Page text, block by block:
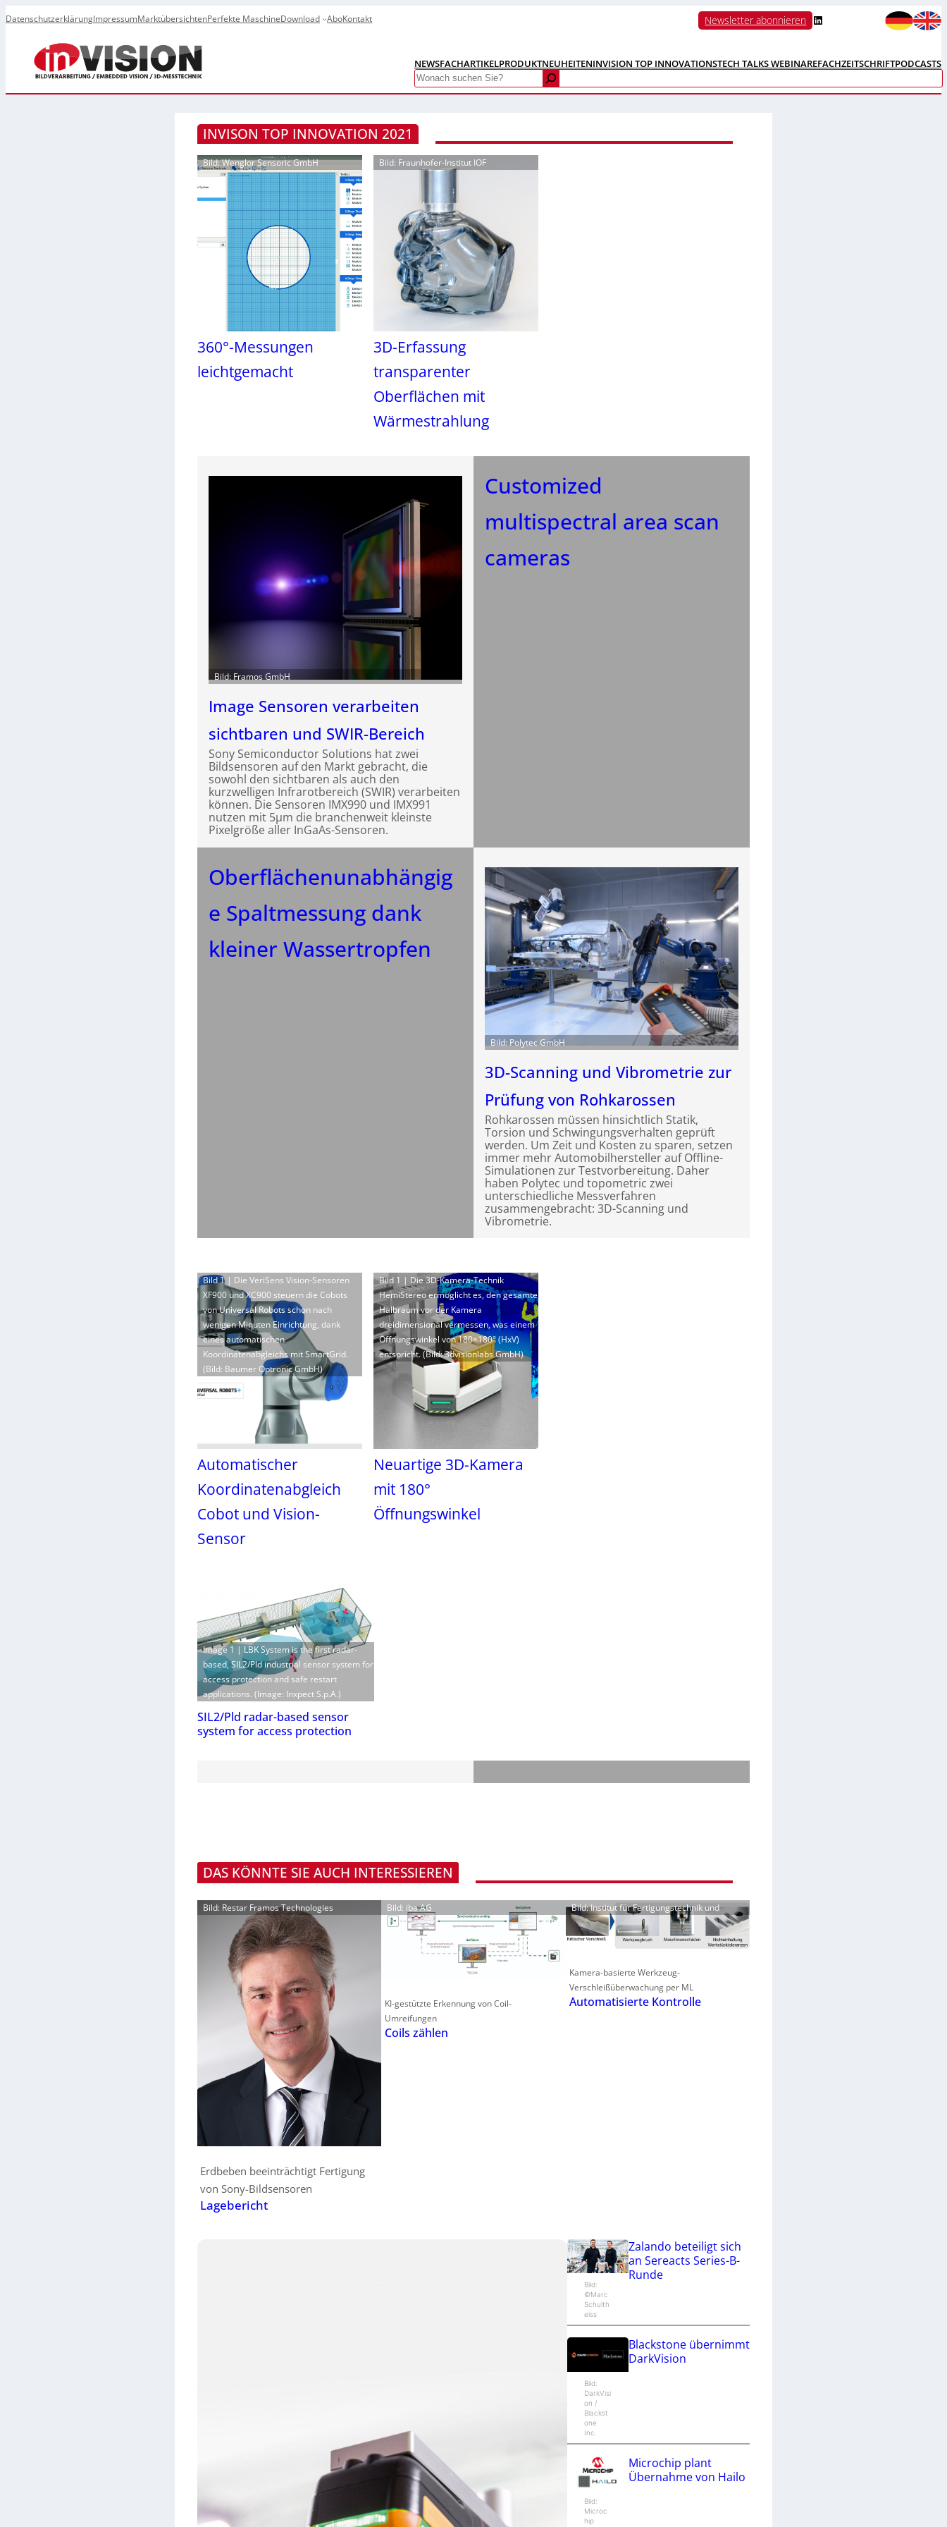
DatenschutzerklärungImpressumMarktübersichtenPerfekte MaschineDownload AboKontakt Newsletter abonnieren LinkedIn
NEWSFACHARTIKELPRODUKTNEUHEITENINVISION TOP INNOVATIONSTECH TALKS WEBINAREFACHZEITSCHRIFTPODCASTS
Search
INVISON TOP INNOVATION 2021
Bild: Wenglor Sensoric GmbH
360°-Messungen
leichtgemacht
Bild: Fraunhofer-Institut IOF
3D-Erfassung
transparenter
Oberflächen mit
Wärmestrahlung
Bild: Framos GmbH
Image Sensoren verarbeiten
sichtbaren und SWIR-Bereich
Sony Semiconductor Solutions hat zwei
Bildsensoren auf den Markt gebracht, die
sowohl den sichtbaren als auch den
kurzwelligen Infrarotbereich (SWIR) verarbeiten
können. Die Sensoren IMX990 und IMX991
nutzen mit 5µm die branchenweit kleinste
Pixelgröße aller InGaAs-Sensoren.
Customized
multispectral area scan
cameras
Oberflächenunabhängig
e Spaltmessung dank
kleiner Wassertropfen
Bild: Polytec GmbH
3D-Scanning und Vibrometrie zur
Prüfung von Rohkarossen
Rohkarossen müssen hinsichtlich Statik,
Torsion und Schwingungsverhalten geprüft
werden. Um Zeit und Kosten zu sparen, setzen
immer mehr Automobilhersteller auf Offline-
Simulationen zur Testvorbereitung. Daher
haben Polytec und topometric zwei
unterschiedliche Messverfahren
zusammengebracht: 3D-Scanning und
Vibrometrie.
Bild 1 | Die VeriSens Vision-Sensoren
XF900 und XC900 steuern die Cobots
von Universal Robots schon nach
wenigen Minuten Einrichtung, dank
eines automatischen
Koordinatenabgleichs mit SmartGrid.
(Bild: Baumer Optronic GmbH)
Automatischer
Koordinatenabgleich
Cobot und Vision-
Sensor
Bild 1 | Die 3D-Kamera-Technik
HemiStereo ermöglicht es, den gesamte
Halbraum vor der Kamera
dreidimensional vermessen, was einem
Öffnungswinkel von 180×180° (HxV)
entspricht. (Bild: 3dvisionlabs GmbH)
Neuartige 3D-Kamera
mit 180°
Öffnungswinkel
Image 1 | LBK System is the first radar-
based, SIL2/Pld industrial sensor system for
access protection and safe restart
applications. (Image: Inxpect S.p.A.)
SIL2/Pld radar-based sensor
system for access protection
DAS KÖNNTE SIE AUCH INTERESSIEREN
Bild: Restar Framos Technologies
Erdbeben beeinträchtigt Fertigung
von Sony-Bildsensoren
Lagebericht
Bild: iba AG
KI-gestützte Erkennung von Coil-
Umreifungen
Coils zählen
Bild: Institut für Fertigungstechnik und
Kamera-basierte Werkzeug-
Verschleißüberwachung per ML
Automatisierte Kontrolle
Bild:
©Marc
Schulth
eiss
Zalando beteiligt sich
an Sereacts Series-B-
Runde
Bild:
DarkVisi
on /
Blackst
one
Inc.
Blackstone übernimmt
DarkVision
Bild:
Microc
hip
Microchip plant
Übernahme von Hailo